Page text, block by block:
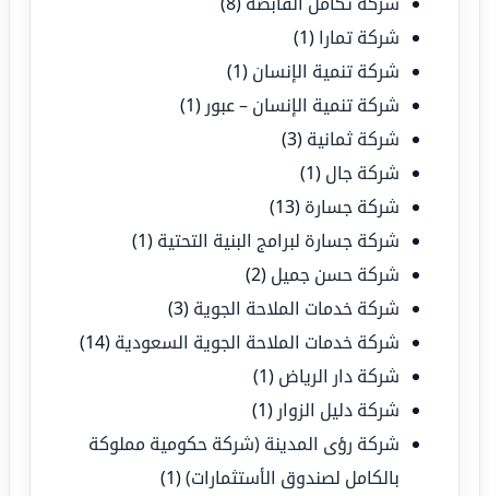
شركة تمارا (1)
شركة تنمية الإنسان (1)
شركة تنمية الإنسان – عبور (1)
شركة ثمانية (3)
شركة جال (1)
شركة جسارة (13)
شركة جسارة لبرامج البنية التحتية (1)
شركة حسن جميل (2)
شركة خدمات الملاحة الجوية (3)
شركة خدمات الملاحة الجوية السعودية (14)
شركة دار الرياض (1)
شركة دليل الزوار (1)
شركة رؤى المدينة (شركة حكومية مملوكة
بالكامل لصندوق الأستثمارات)(1)